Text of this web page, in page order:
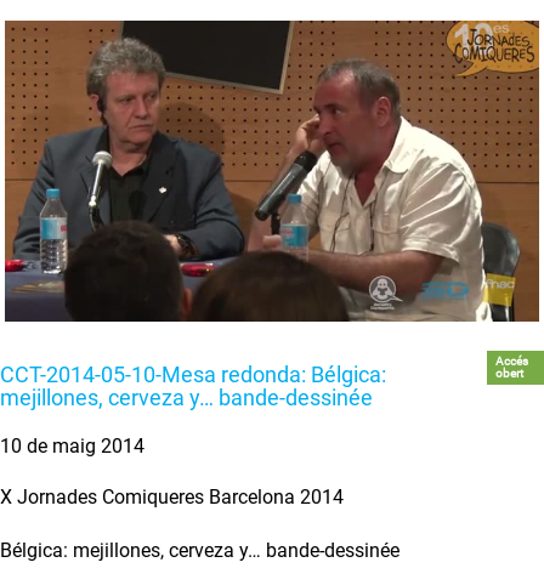
CCT-2014-05-10-Mesa redonda: Bélgica:
mejillones, cerveza y… bande-dessinée
Accés
obert
10 de maig 2014
X Jornades Comiqueres Barcelona 2014
Bélgica: mejillones, cerveza y… bande-dessinée